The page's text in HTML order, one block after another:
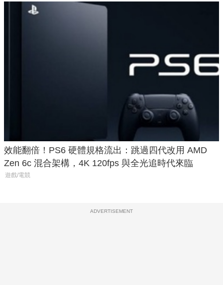
效能翻倍！PS6 硬體規格流出：跳過四代改用 AMD
Zen 6c 混合架構，4K 120fps 與全光追時代來臨
遊戲/電競
ADVERTISEMENT